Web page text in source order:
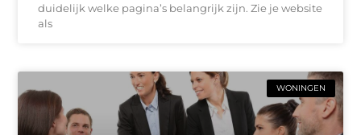
duidelijk welke pagina’s belangrijk zijn. Zie je website
als
WONINGEN